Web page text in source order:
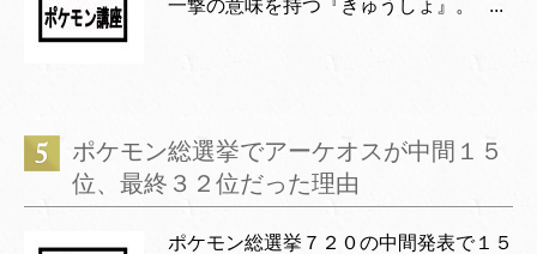
一撃の意味を持つ『きゅうしょ』。 ...
ポケモン総選挙でアーケオスが中間１５
位、最終３２位だった理由
ポケモン総選挙７２０の中間発表で１５